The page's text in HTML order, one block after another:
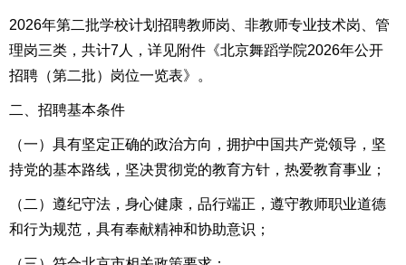
2026年第二批学校计划招聘教师岗、非教师专业技术岗、管
理岗三类，共计7人，详见附件《北京舞蹈学院2026年公开
招聘（第二批）岗位一览表》。
二、招聘基本条件
（一）具有坚定正确的政治方向，拥护中国共产党领导，坚
持党的基本路线，坚决贯彻党的教育方针，热爱教育事业；
（二）遵纪守法，身心健康，品行端正，遵守教师职业道德
和行为规范，具有奉献精神和协助意识；